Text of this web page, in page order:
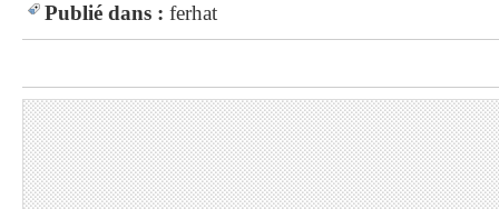
Publié dans : ferhat